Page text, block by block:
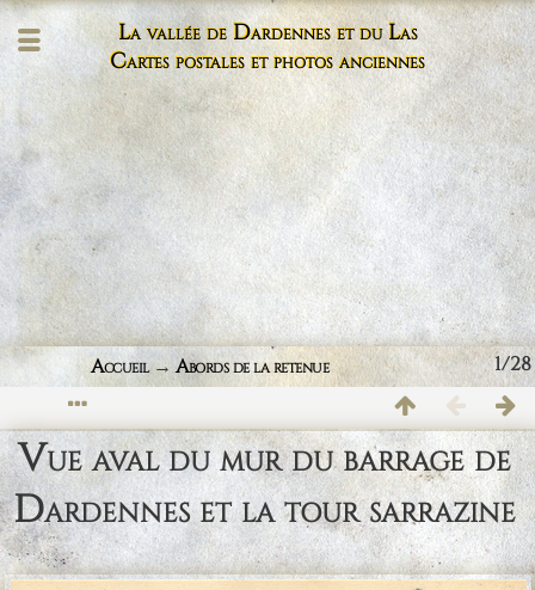
La vallée de Dardennes et du Las
Cartes postales et photos anciennes
1/28
Accueil→Abords de la retenue
Vue aval du mur du barrage de
Dardennes et la tour sarrazine